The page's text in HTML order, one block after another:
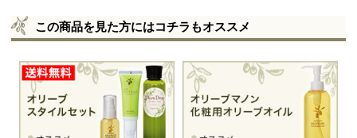
この商品を見た方にはコチラもオススメ